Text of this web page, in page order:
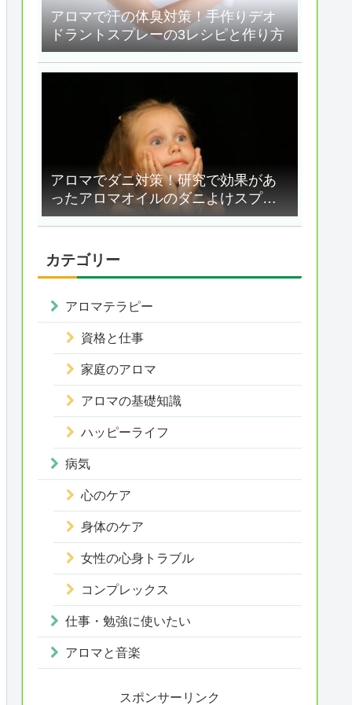
アロマで汗の体臭対策！手作りデオ
ドラントスプレーの3レシピと作り方
アロマでダニ対策！研究で効果があ
ったアロマオイルのダニよけスプレ
ー
カテゴリー
アロマテラピー
資格と仕事
家庭のアロマ
アロマの基礎知識
ハッピーライフ
病気
心のケア
身体のケア
女性の心身トラブル
コンプレックス
仕事・勉強に使いたい
アロマと音楽
スポンサーリンク